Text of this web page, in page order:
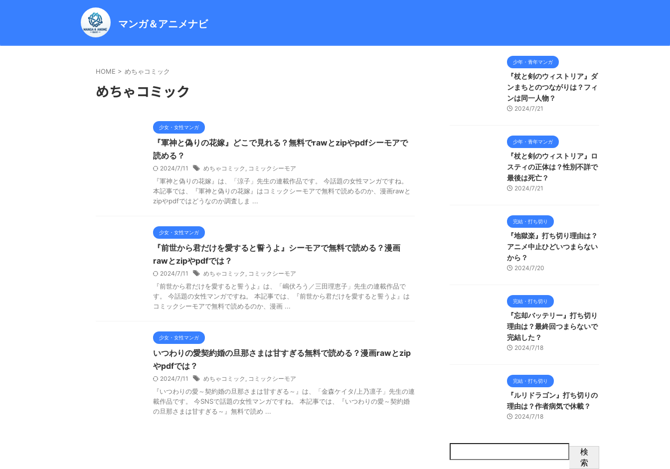
マンガ＆アニメナビ
HOME > めちゃコミック
めちゃコミック
少女・女性マンガ
『軍神と偽りの花嫁』どこで見れる？無料でrawとzipやpdfシーモアで
読める？
2024/7/11 めちゃコミック , コミックシーモア
『軍神と偽りの花嫁』は、「涼子」先生の連載作品です。 今話題の女性マンガですね。
本記事では、『軍神と偽りの花嫁』はコミックシーモアで無料で読めるのか、漫画rawと
zipやpdfではどうなのか調査しま ...
少女・女性マンガ
『前世から君だけを愛すると誓うよ』シーモアで無料で読める？漫画
rawとzipやpdfでは？
2024/7/11 めちゃコミック , コミックシーモア
『前世から君だけを愛すると誓うよ』は、「嶋伏ろう／三田理恵子」先生の連載作品で
す。 今話題の女性マンガですね。 本記事では、『前世から君だけを愛すると誓うよ』は
コミックシーモアで無料で読めるのか、漫画 ...
少女・女性マンガ
いつわりの愛契約婚の旦那さまは甘すぎる無料で読める？漫画rawとzip
やpdfでは？
2024/7/11 めちゃコミック , コミックシーモア
『いつわりの愛～契約婚の旦那さまは甘すぎる～』は、「金森ケイタ/上乃凛子」先生の連
載作品です。 今SNSで話題の女性マンガですね。 本記事では、『いつわりの愛～契約婚
の旦那さまは甘すぎる～』無料で読め ...
少年・青年マンガ
『杖と剣のウィストリア』ダ
ンまちとのつながりは？フィ
ンは同一人物？
2024/7/21
少年・青年マンガ
『杖と剣のウィストリア』ロ
スティの正体は？性別不詳で
最後は死亡？
2024/7/21
完結・打ち切り
『地獄楽』打ち切り理由は？
アニメ中止ひどいつまらない
から？
2024/7/20
完結・打ち切り
『忘却バッテリー』打ち切り
理由は？最終回つまらないで
完結した？
2024/7/18
完結・打ち切り
『ルリドラゴン』打ち切りの
理由は？作者病気で休載？
2024/7/18
検
索